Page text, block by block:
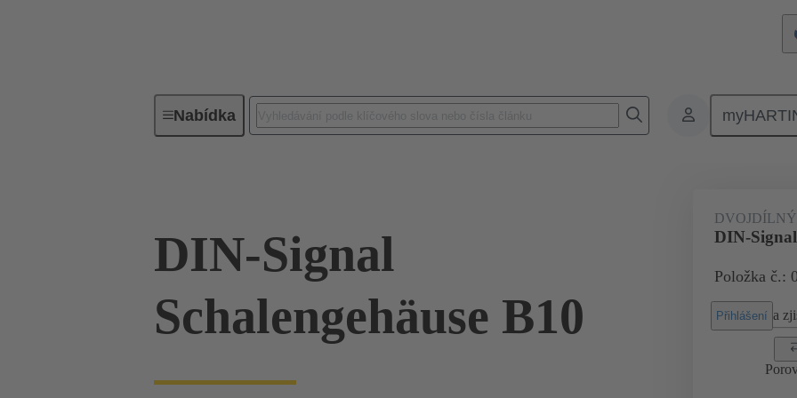
NabídkaKonektivita pro zařízení Napájecí a signálové konektory
DIN-Signal
Schalengehäuse B10
DIN-Signal
Položka č.:
Přihlášení a